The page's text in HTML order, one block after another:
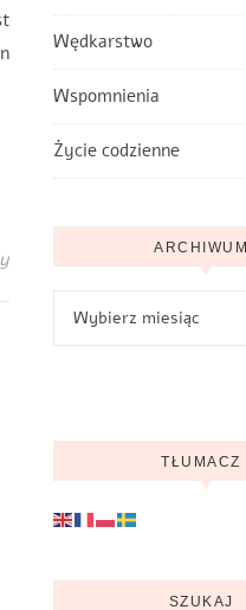
Wędkarstwo
Wspomnienia
Życie codzienne
ARCHIWUM
TŁUMACZ
SZUKAJ